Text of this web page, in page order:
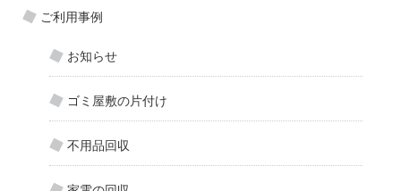
ご利用事例
お知らせ
ゴミ屋敷の片付け
不用品回収